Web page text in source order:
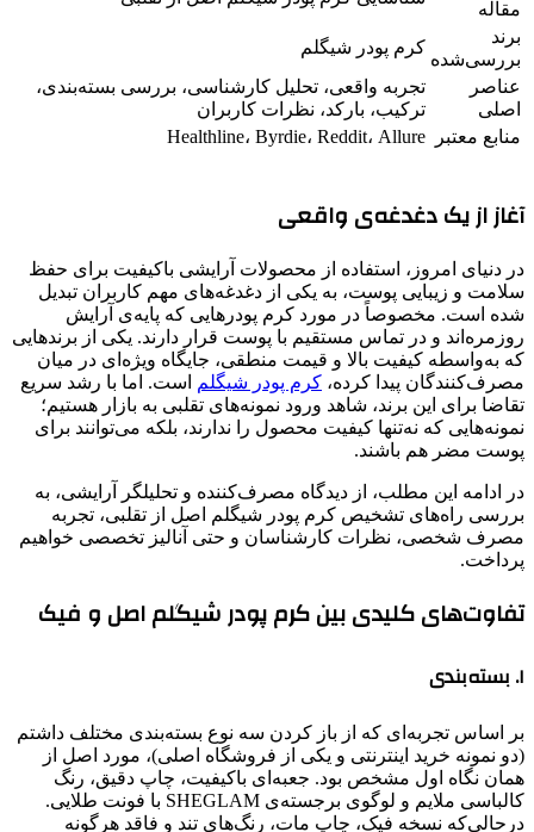
مقاله
برند
بررسی‌شده
کرم پودر شیگلم
عناصر
اصلی
تجربه واقعی، تحلیل کارشناسی، بررسی بسته‌بندی،
ترکیب، بارکد، نظرات کاربران
منابع معتبر
Healthline، Byrdie، Reddit، Allure
آغاز از یک دغدغه‌ی واقعی
در دنیای امروز، استفاده از محصولات آرایشی باکیفیت برای حفظ
سلامت و زیبایی پوست، به یکی از دغدغه‌های مهم کاربران تبدیل
شده است. مخصوصاً در مورد کرم پودرهایی که پایه‌ی آرایش
روزمره‌اند و در تماس مستقیم با پوست قرار دارند. یکی از برندهایی
که به‌واسطه کیفیت بالا و قیمت منطقی، جایگاه ویژه‌ای در میان
مصرف‌کنندگان پیدا کرده، کرم پودر شیگلم
است. اما با رشد سریع
تقاضا برای این برند، شاهد ورود نمونه‌های تقلبی به بازار هستیم؛
نمونه‌هایی که نه‌تنها کیفیت محصول را ندارند، بلکه می‌توانند برای
پوست مضر هم باشند.
در ادامه این مطلب، از دیدگاه مصرف‌کننده و تحلیلگر آرایشی، به
بررسی راه‌های تشخیص کرم پودر شیگلم اصل از تقلبی، تجربه
مصرف شخصی، نظرات کارشناسان و حتی آنالیز تخصصی خواهیم
پرداخت.
تفاوت‌های کلیدی بین کرم پودر شیگلم اصل و فیک
۱. بسته‌بندی
بر اساس تجربه‌ای که از باز کردن سه نوع بسته‌بندی مختلف داشتم
(دو نمونه خرید اینترنتی و یکی از فروشگاه اصلی)، مورد اصل از
همان نگاه اول مشخص بود. جعبه‌ای باکیفیت، چاپ دقیق، رنگ
کالباسی ملایم و لوگوی برجسته‌ی SHEGLAM با فونت طلایی.
درحالی‌که نسخه فیک، چاپ مات، رنگ‌های تند و فاقد هرگونه